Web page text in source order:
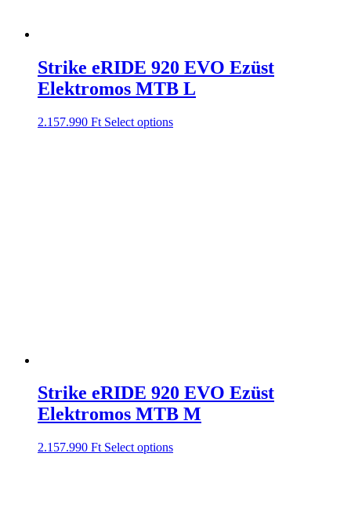
Strike eRIDE 920 EVO Ezüst
Elektromos MTB L
2.157.990 Ft Select options
Strike eRIDE 920 EVO Ezüst
Elektromos MTB M
2.157.990 Ft Select options